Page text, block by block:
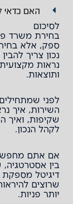
האם כדאי
לסיכום
בחירת משרד
ספק, אלא
נכון צריך
נראות מקצועית
ותוצאות.
לפני
השירות, איך
שקיפות, ואיך
לקהל הנכון.
אם אתם
בין אסטרטגיה,
דיגיטל
שרוצים
יותר פניות.